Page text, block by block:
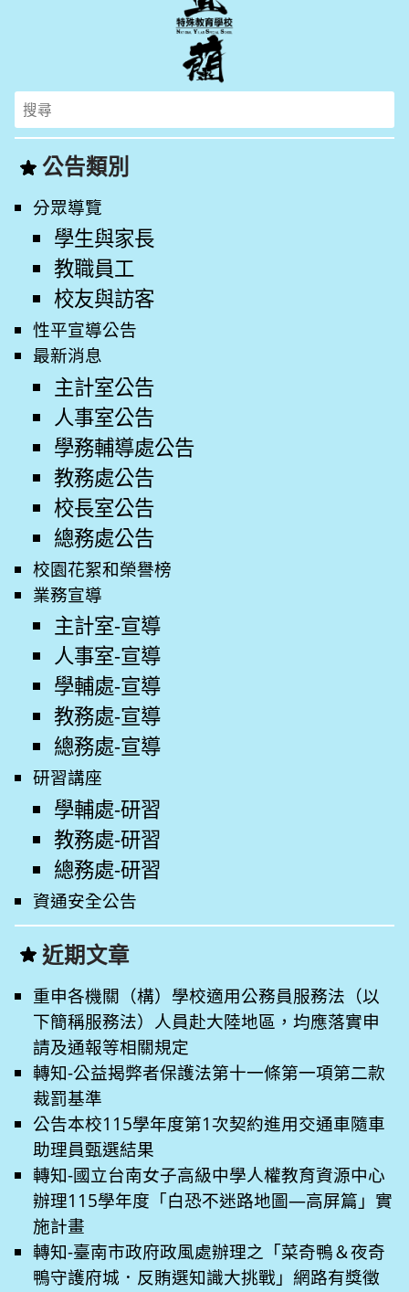
Search
for:
公告類別
分眾導覽
學生與家長
教職員工
校友與訪客
性平宣導公告
最新消息
主計室公告
人事室公告
學務輔導處公告
教務處公告
校長室公告
總務處公告
校園花絮和榮譽榜
業務宣導
主計室-宣導
人事室-宣導
學輔處-宣導
教務處-宣導
總務處-宣導
研習講座
學輔處-研習
教務處-研習
總務處-研習
資通安全公告
近期文章
重申各機關（構）學校適用公務員服務法（以
下簡稱服務法）人員赴大陸地區，均應落實申
請及通報等相關規定
轉知-公益揭弊者保護法第十一條第一項第二款
裁罰基準
公告本校115學年度第1次契約進用交通車隨車
助理員甄選結果
轉知-國立台南女子高級中學人權教育資源中心
辦理115學年度「白恐不迷路地圖—高屏篇」實
施計畫
轉知-臺南市政府政風處辦理之「菜奇鴨＆夜奇
鴨守護府城．反賄選知識大挑戰」網路有獎徵